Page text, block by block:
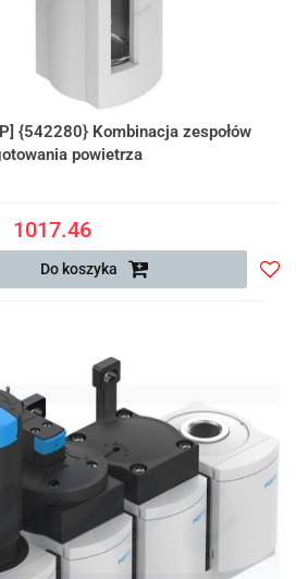
{542280} Kombinacja zespołów
powietrza
1017.46
Do koszyka